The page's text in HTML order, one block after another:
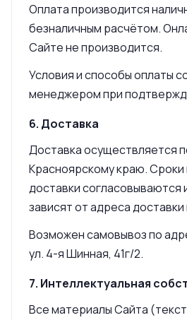
Оплата производится
безналичным расчётом.
Сайте не производится.
Условия и способы оплаты
менеджером при
6. Доставка
Доставка осуществляется
Красноярскому краю. Сроки
доставки согласовываются
зависят от адреса
Возможен самовывоз по
ул. 4-я Шинная, 41г/2.
7. Интеллектуальная
Все материалы Сайта